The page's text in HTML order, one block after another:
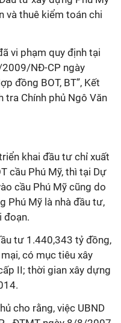
và thuê kiểm toán chi
vi phạm quy định tại
2009/NĐ-CP ngày
đồng BOT, BT”, Kết
tra Chính phủ Ngô Văn
khai đầu tư chỉ xuất
cầu Phú Mỹ, thì tại Dự
cầu Phú Mỹ cũng do
Phú Mỹ là nhà đầu tư,
đoạn.
tư 1.440,343 tỷ đồng,
có mục tiêu xây
II; thời gian xây dựng
cho rằng, việc UBND